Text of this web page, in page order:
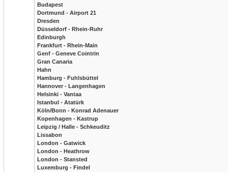
Budapest
Dortmund - Airport 21
Dresden
Düsseldorf - Rhein-Ruhr
Edinburgh
Frankfurt - Rhein-Main
Genf - Geneve Cointrin
Gran Canaria
Hahn
Hamburg - Fuhlsbüttel
Hannover - Langenhagen
Helsinki - Vantaa
Istanbul - Atatürk
Köln/Bonn - Konrad Adenauer
Kopenhagen - Kastrup
Leipzig / Halle - Schkeuditz
Lissabon
London - Gatwick
London - Heathrow
London - Stansted
Luxemburg - Findel